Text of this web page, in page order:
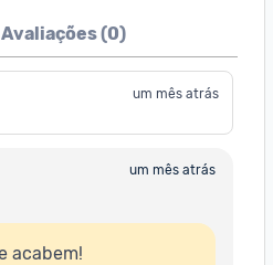
Avaliações (0)
um mês atrás
um mês atrás
acabem!